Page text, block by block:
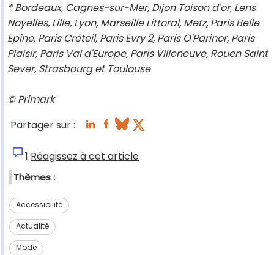
* Bordeaux, Cagnes-sur-Mer, Dijon Toison d'or, Lens
Noyelles, Lille, Lyon, Marseille Littoral, Metz, Paris Belle
Epine, Paris Créteil, Paris Evry 2, Paris O'Parinor, Paris
Plaisir, Paris Val d'Europe, Paris Villeneuve, Rouen Saint
Sever, Strasbourg et Toulouse
© Primark
Partager sur :
1 Réagissez à cet article
Thèmes :
Accessibilité
Actualité
Mode